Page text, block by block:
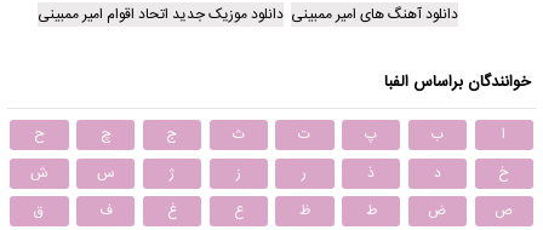
دانلود آهنگ های امیر ممبینی دانلود موزیک جدید اتحاد اقوام امیر ممبینی
خوانندگان براساس الفبا
ا ب پ ت ث ج چ
ح
خ
د ذ ر ز ژ س
ش
ص
ض ط ظ ع غ ف
ق